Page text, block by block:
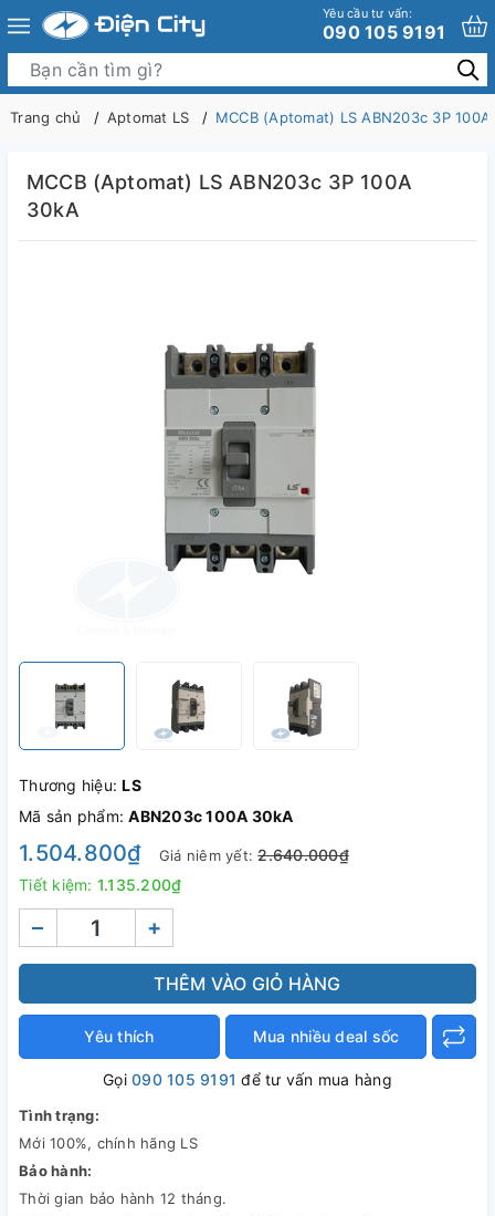
Yêu cầu tư vấn:
090 105 9191
Trang chủ Aptomat LS MCCB (Aptomat) LS ABN203c 3P
MCCB (Aptomat) LS ABN203c 3P 100A
30kA
Thương hiệu:LS
Mã sản phẩm:ABN203c 100A 30kA
1.504.800₫ Giá niêm yết:2.640.000₫
Tiết kiệm: 1.135.200₫
– +
THÊM VÀO GIỎ HÀNG
Yêu thích Mua nhiều deal sốc
Gọi090 105 9191 để tư vấn mua hàng
Tình trạng:
Mới 100%, chính hãng LS
Bảo hành:
Thời gian bảo hành 12 tháng.